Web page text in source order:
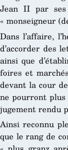
Jean II par ses
« monseigneur
Dans l’affaire,
d’accorder des
ainsi que
foires et
devant la cour
ne pourront plus
jugement rendu
Ainsi reconnu
que le rang de